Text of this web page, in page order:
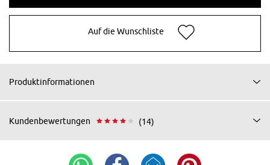
Auf die Wunschliste
Produktinformationen
Kundenbewertungen (14)